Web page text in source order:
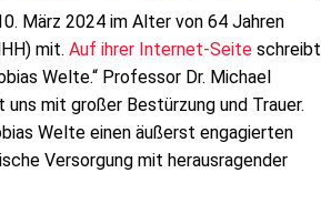
März 2024 im Alter von 64 Jahren
mit. Auf ihrer Internet-Seite schreibt
Welte.“ Professor Dr. Michael
mit großer Bestürzung und Trauer.
Welte einen äußerst engagierten
Versorgung mit herausragender